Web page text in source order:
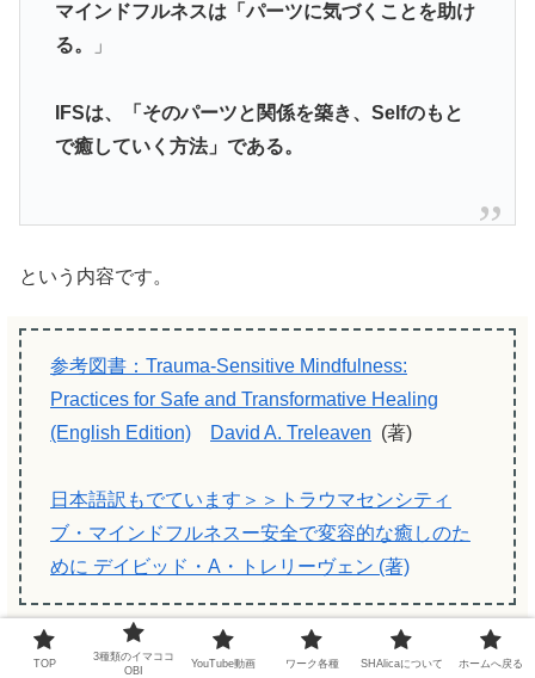
マインドフルネスは「パーツに気づくことを助け
る。
」
IFSは、「そのパーツと関係を築き、Selfのもと
で癒していく方法」である。
という内容です。
参考図書：Trauma-Sensitive Mindfulness:
Practices for Safe and Transformative Healing
(English Edition)
David A. Treleaven (著)
日本語訳もでています＞＞トラウマセンシティ
ブ・マインドフルネスー安全で変容的な癒しのた
めに デイビッド・A・トレリーヴェン (著)
TOP
3種類のイマココ
OBI
YouTube動画 ワーク各種 SHAlicaについて ホームへ戻る